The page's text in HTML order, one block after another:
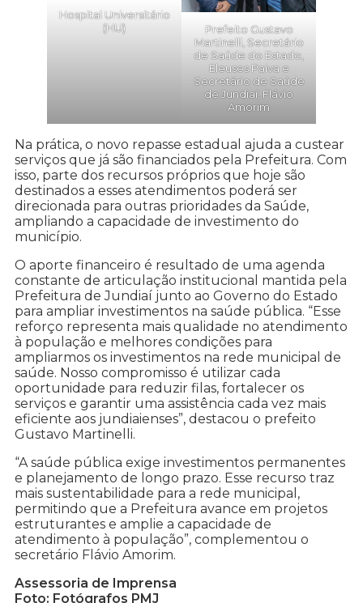
Hospital Universitário
(HU)
Prefeito Gustavo
Martinelli, Secretário
de Saúde do Estado,
Eleuses Paiva e
Secretário de Saúde
de Jundiaí, Flávio
Amorim
Na prática, o novo repasse estadual ajuda a custear
serviços que já são financiados pela Prefeitura. Com
isso, parte dos recursos próprios que hoje são
destinados a esses atendimentos poderá ser
direcionada para outras prioridades da Saúde,
ampliando a capacidade de investimento do
município.
O aporte financeiro é resultado de uma agenda
constante de articulação institucional mantida pela
Prefeitura de Jundiaí junto ao Governo do Estado
para ampliar investimentos na saúde pública. “Esse
reforço representa mais qualidade no atendimento
à população e melhores condições para
ampliarmos os investimentos na rede municipal de
saúde. Nosso compromisso é utilizar cada
oportunidade para reduzir filas, fortalecer os
serviços e garantir uma assistência cada vez mais
eficiente aos jundiaienses”, destacou o prefeito
Gustavo Martinelli.
“A saúde pública exige investimentos permanentes
e planejamento de longo prazo. Esse recurso traz
mais sustentabilidade para a rede municipal,
permitindo que a Prefeitura avance em projetos
estruturantes e amplie a capacidade de
atendimento à população”, complementou o
secretário Flávio Amorim.
Assessoria de Imprensa
Foto: Fotógrafos PMJ